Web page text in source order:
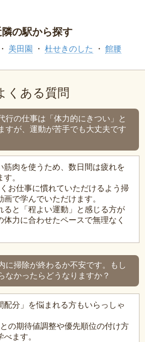
隣の駅から探す
美田園 杜せきのした 館腰
くある質問
行の仕事は「体力的にきつい」と
すが、運動が苦手でも大丈夫です
筋肉を使うため、数日間は疲れを
。
お仕事に慣れていただけるよう掃
で学んでいただけます。
ると「程よい運動」と感じる方が
体力に合わせたペースで無理なく
に掃除が終わるか不安です。もし
なかったらどうなりますか？
配分」を悩まれる方もいらっしゃ
の期待値調整や優先順位の付け方
ます。